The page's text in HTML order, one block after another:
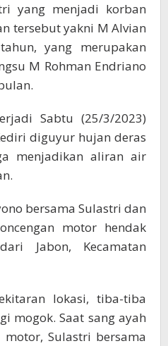
yang menjadi korban
tersebut yakni M Alvian
yang merupakan
M Rohman Endriano
Sabtu (25/3/2023)
diguyur hujan deras
menjadikan aliran air
bersama Sulastri dan
motor hendak
Jabon, Kecamatan
lokasi, tiba-tiba
mogok. Saat sang ayah
Sulastri bersama